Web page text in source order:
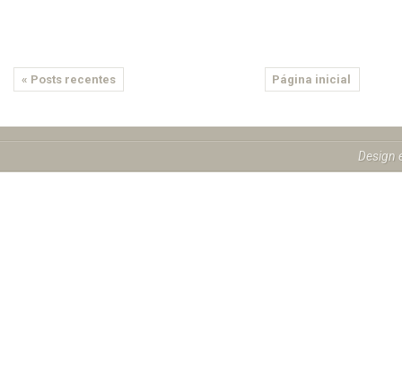
« Posts recentes Página inicial
Design